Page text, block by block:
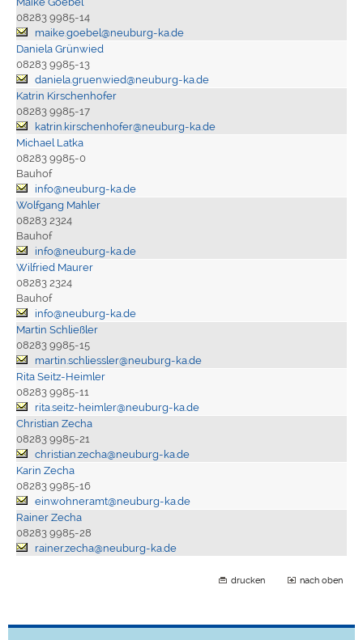
08283 9985-14
maike.goebel@neuburg-ka.de
Daniela Grünwied
08283 9985-13
daniela.gruenwied@neuburg-ka.de
Katrin Kirschenhofer
08283 9985-17
katrin.kirschenhofer@neuburg-ka.de
Michael Latka
08283 9985-0
Bauhof
info@neuburg-ka.de
Wolfgang Mahler
08283 2324
Bauhof
info@neuburg-ka.de
Wilfried Maurer
08283 2324
Bauhof
info@neuburg-ka.de
Martin Schließler
08283 9985-15
martin.schliessler@neuburg-ka.de
Rita Seitz-Heimler
08283 9985-11
rita.seitz-heimler@neuburg-ka.de
Christian Zecha
08283 9985-21
christian.zecha@neuburg-ka.de
Karin Zecha
08283 9985-16
einwohneramt@neuburg-ka.de
Rainer Zecha
08283 9985-28
rainer.zecha@neuburg-ka.de
drucken nach oben